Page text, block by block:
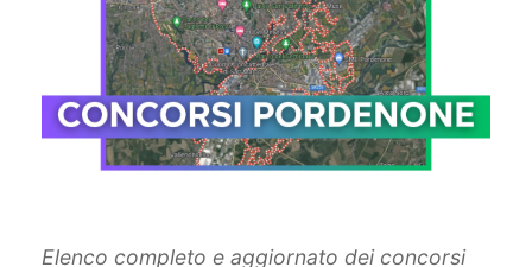
Elenco completo e aggiornato dei concorsi